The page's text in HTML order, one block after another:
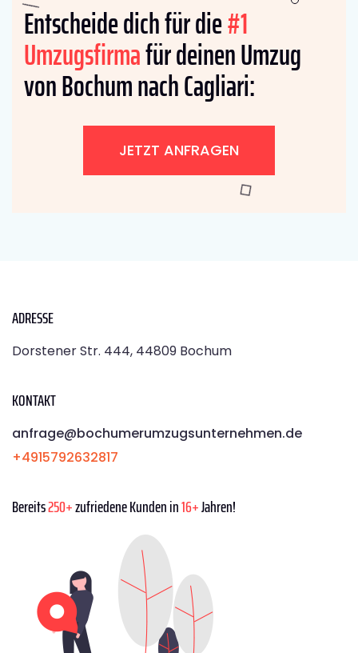
Entscheide dich für die#1
Umzugsfirmafür deinen Umzug
von Bochum nach Cagliari:
JETZT ANFRAGEN
ADRESSE
Dorstener Str. 444, 44809 Bochum
KONTAKT
anfrage@bochumerumzugsunternehmen.de
+4915792632817
Bereits250+zufriedene Kunden in16+Jahren!